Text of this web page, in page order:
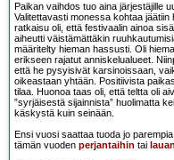
Paikan vaihdos tuo aina järjestäjille
Valitettavasti monessa kohtaa
ratkaisu oli, että festivaalin ainoa
aiheutti väistämättäkin
määritelty hieman hassusti. Oli
erikseen rajatut anniskelualueet.
että he pysyisivät karsinoissaan,
oikeastaan yhtään. Positiivista
tilaa. Huonoa taas oli, että teltta oli
”syrjäisestä sijainnista” huolimatta
käskystä kuin seinään.
Ensi vuosi saattaa tuoda jo
tämän vuoden perjantaihin tai